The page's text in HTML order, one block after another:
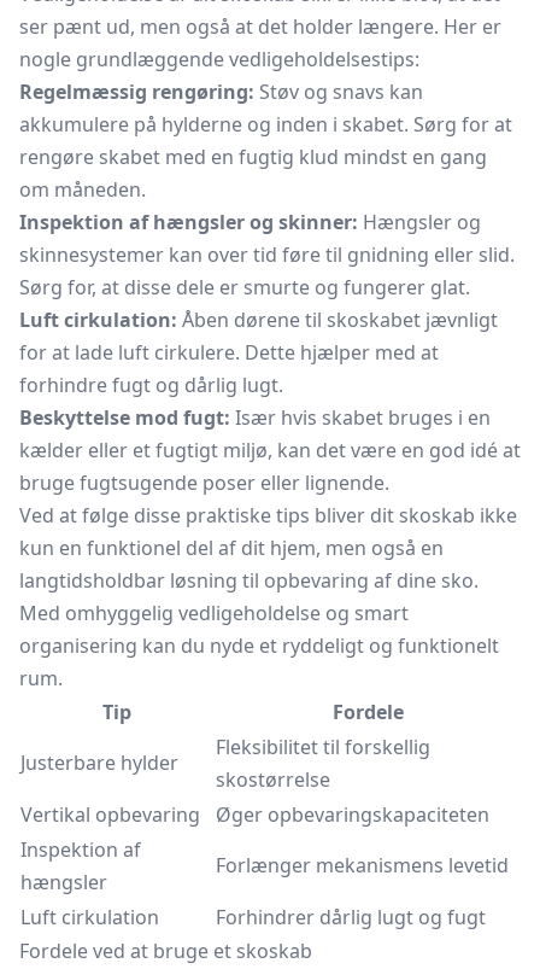
ser pænt ud, men også at det holder længere. Her er
nogle grundlæggende vedligeholdelsestips:
Regelmæssig rengøring: Støv og snavs kan
akkumulere på hylderne og inden i skabet. Sørg for at
rengøre skabet med en fugtig klud mindst en gang
om måneden.
Inspektion af hængsler og skinner: Hængsler og
skinnesystemer kan over tid føre til gnidning eller slid.
Sørg for, at disse dele er smurte og fungerer glat.
Luft cirkulation: Åben dørene til skoskabet jævnligt
for at lade luft cirkulere. Dette hjælper med at
forhindre fugt og dårlig lugt.
Beskyttelse mod fugt: Især hvis skabet bruges i en
kælder eller et fugtigt miljø, kan det være en god idé at
bruge fugtsugende poser eller lignende.
Ved at følge disse praktiske tips bliver dit skoskab ikke
kun en funktionel del af dit hjem, men også en
langtidsholdbar løsning til opbevaring af dine sko.
Med omhyggelig vedligeholdelse og smart
organisering kan du nyde et ryddeligt og funktionelt
rum.
Tip
Fordele
Justerbare hylder
Fleksibilitet til forskellig
skostørrelse
Vertikal opbevaring
Øger opbevaringskapaciteten
Inspektion af
hængsler
Forlænger mekanismens levetid
Luft cirkulation
Forhindrer dårlig lugt og fugt
Fordele ved at bruge et skoskab